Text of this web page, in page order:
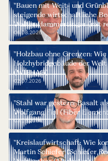
"Bauen mit Weit- und
steigende wirtschaftliche
Walter Hammertinger (nxt
06.08.2026
"Holzbau ohne Grenzen:
Holzhybridgebäude der
(WIEHAG)
02.07.2026
"Stahl war gestern: Basalt
Wolfgang Fiel (Fiber
03.06.2026
"Kreislaufwirtschaft: Wie
Martin Schiefer (Schiefer